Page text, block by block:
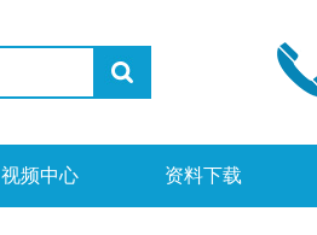
视频中心 资料下载